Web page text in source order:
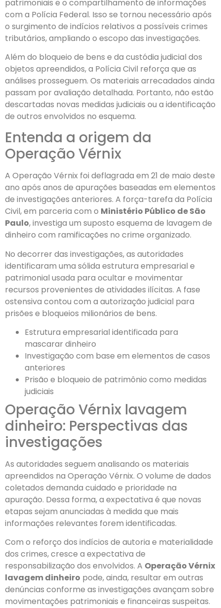
patrimoniais e o compartilhamento de informações
com a Polícia Federal. Isso se tornou necessário após
o surgimento de indícios relativos a possíveis crimes
tributários, ampliando o escopo das investigações.
Além do bloqueio de bens e da custódia judicial dos
objetos apreendidos, a Polícia Civil reforça que as
análises prosseguem. Os materiais arrecadados ainda
passam por avaliação detalhada. Portanto, não estão
descartadas novas medidas judiciais ou a identificação
de outros envolvidos no esquema.
Entenda a origem da
Operação Vérnix
A Operação Vérnix foi deflagrada em 21 de maio deste
ano após anos de apurações baseadas em elementos
de investigações anteriores. A força-tarefa da Polícia
Civil, em parceria com o Ministério Público de São
Paulo, investiga um suposto esquema de lavagem de
dinheiro com ramificações no crime organizado.
No decorrer das investigações, as autoridades
identificaram uma sólida estrutura empresarial e
patrimonial usada para ocultar e movimentar
recursos provenientes de atividades ilícitas. A fase
ostensiva contou com a autorização judicial para
prisões e bloqueios milionários de bens.
Estrutura empresarial identificada para
mascarar dinheiro
Investigação com base em elementos de casos
anteriores
Prisão e bloqueio de patrimônio como medidas
judiciais
Operação Vérnix lavagem
dinheiro: Perspectivas das
investigações
As autoridades seguem analisando os materiais
apreendidos na Operação Vérnix. O volume de dados
coletados demanda cuidado e prioridade na
apuração. Dessa forma, a expectativa é que novas
etapas sejam anunciadas à medida que mais
informações relevantes forem identificadas.
Com o reforço dos indícios de autoria e materialidade
dos crimes, cresce a expectativa de
responsabilização dos envolvidos. A Operação Vérnix
lavagem dinheiro pode, ainda, resultar em outras
denúncias conforme as investigações avançam sobre
movimentações patrimoniais e financeiras suspeitas.